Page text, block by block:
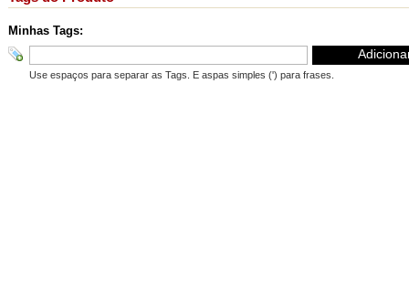
Minhas Tags:
Use espaços para separar as Tags. E aspas simples (') para frases.